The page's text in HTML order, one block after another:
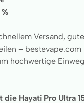
Versand,
– bestevape.com
hochwertige
die Hayati Pro Ultra